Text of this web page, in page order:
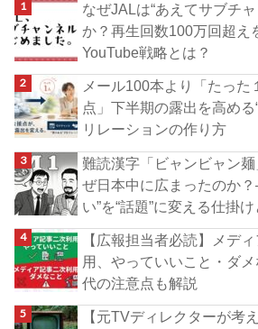
なぜJALは“あえてサブチ
か？再生回数100万回超え
YouTube戦略とは？
メール100本より「たった
点」下半期の露出を高める
リレーションの作り方
難読漢字「ビャンビャン
ぜ日本中に広まったのか
い”を“話題”に変える仕掛
【広報担当者必読】メデ
用、やっていいこと・ダ
代の注意点も解説
【元TVディレクターが考